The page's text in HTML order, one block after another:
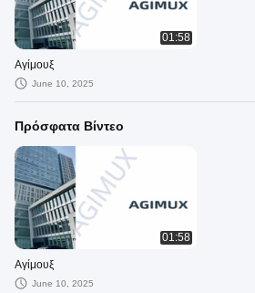
01:58
Αγίμουξ
June 10, 2025
Πρόσφατα Βίντεο
01:58
Αγίμουξ
June 10, 2025